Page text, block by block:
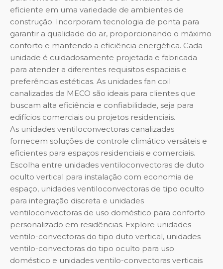
eficiente em uma variedade de ambientes de
construção. Incorporam tecnologia de ponta para
garantir a qualidade do ar, proporcionando o máximo
conforto e mantendo a eficiência energética. Cada
unidade é cuidadosamente projetada e fabricada
para atender a diferentes requisitos espaciais e
preferências estéticas. As unidades fan coil
canalizadas da MECO são ideais para clientes que
buscam alta eficiência e confiabilidade, seja para
edifícios comerciais ou projetos residenciais.
As unidades ventiloconvectoras canalizadas
fornecem soluções de controle climático versáteis e
eficientes para espaços residenciais e comerciais.
Escolha entre unidades ventiloconvectoras de duto
oculto vertical para instalação com economia de
espaço, unidades ventiloconvectoras de tipo oculto
para integração discreta e unidades
ventiloconvectoras de uso doméstico para conforto
personalizado em residências. Explore unidades
ventilo-convectoras do tipo duto vertical, unidades
ventilo-convectoras do tipo oculto para uso
doméstico e unidades ventilo-convectoras verticais